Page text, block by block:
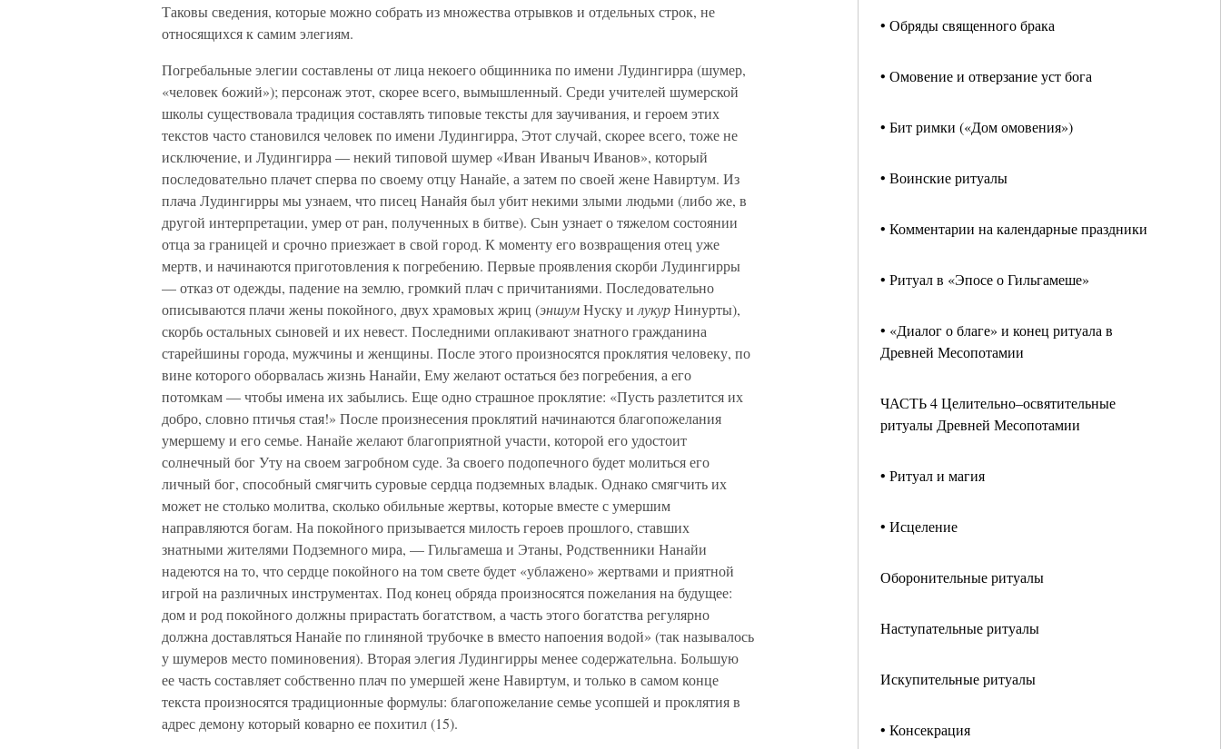
• Обряды священного брака
• Омовение и отверзание уст бога
• Бит римки («Дом омовения»)
• Воинские ритуалы
• Комментарии на календарные праздники
• Ритуал в «Эпосе о Гильгамеше»
• «Диалог о благе» и конец ритуала в
Древней Месопотамии
ЧАСТЬ 4 Целительно–освятительные
ритуалы Древней Месопотамии
• Ритуал и магия
• Исцеление
Оборонительные ритуалы
Наступательные ритуалы
Искупительные ритуалы
• Консекрация
Таковы сведения, которые можно собрать из множества отрывков и отдельных строк, не
относящихся к самим элегиям.
Погребальные элегии составлены от лица некоего общинника по имени Лудингирра (шумер,
«человек 6ожий»); персонаж этот, скорее всего, вымышленный. Среди учителей шумерской
школы существовала традиция составлять типовые тексты для заучивания, и героем этих
текстов часто становился человек по имени Лудингирра, Этот случай, скорее всего, тоже не
исключение, и Лудингирра — некий типовой шумер «Иван Иваныч Иванов», который
последовательно плачет сперва по своему отцу Нанайе, а затем по своей жене Навиртум. Из
плача Лудингирры мы узнаем, что писец Нанайя был убит некими злыми людьми (либо же, в
другой интерпретации, умер от ран, полученных в битве). Сын узнает о тяжелом состоянии
отца за границей и срочно приезжает в свой город. К моменту его возвращения отец уже
мертв, и начинаются приготовления к погребению. Первые проявления скорби Лудингирры
— отказ от одежды, падение на землю, громкий плач с причитаниями. Последовательно
описываются плачи жены покойного, двух храмовых жриц (эншумНуску и лукурНинурты),
скорбь остальных сыновей и их невест. Последними оплакивают знатного гражданина
старейшины города, мужчины и женщины. После этого произносятся проклятия человеку, по
вине которого оборвалась жизнь Нанайи, Ему желают остаться без погребения, а его
потомкам — чтобы имена их забылись. Еще одно страшное проклятие: «Пусть разлетится их
добро, словно птичья стая!» После произнесения проклятий начинаются благопожелания
умершему и его семье. Нанайе желают благоприятной участи, которой его удостоит
солнечный бог Уту на своем загробном суде. За своего подопечного будет молиться его
личный бог, способный смягчить суровые сердца подземных владык. Однако смягчить их
может не столько молитва, сколько обильные жертвы, которые вместе с умершим
направляются богам. На покойного призывается милость героев прошлого, ставших
знатными жителями Подземного мира, — Гильгамеша и Этаны, Родственники Нанайи
надеются на то, что сердце покойного на том свете будет «ублажено» жертвами и приятной
игрой на различных инструментах. Под конец обряда произносятся пожелания на будущее:
дом и род покойного должны прирастать богатством, а часть этого богатства регулярно
должна доставляться Нанайе по глиняной трубочке в вместо напоения водой» (так называлось
у шумеров место поминовения). Вторая элегия Лудингирры менее содержательна. Большую
ее часть составляет собственно плач по умершей жене Навиртум, и только в самом конце
текста произносятся традиционные формулы: благопожелание семье усопшей и проклятия в
адрес демону который коварно ее похитил (15).